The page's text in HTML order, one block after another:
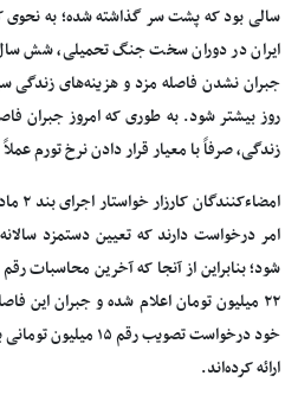
سالی بود که پشت سر گذاشته شده؛ به نحوی
ایران در دوران سخت جنگ تحمیلی، شش
جبران نشدن فاصله مزد و هزینه‌های
روز بیشتر شود. به‌ طوری که امروز جبران
زندگی، صرفاً با معیار قرار دادن نرخ تورم
امر درخواست دارند که تعیین دستمزد
۲۲ میلیون تومان اعلام شده و جبران این
ارائه کرده‌اند.